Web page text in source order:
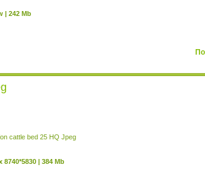
| 242 Mb
8740*5830 | 384 Mb